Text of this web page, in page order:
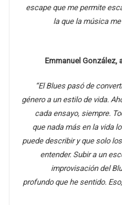
escape que me permite
la que la música
Emmanuel González,
“El Blues pasó de
género a un estilo de vida.
cada ensayo, siempre.
que nada más en la vida
puede describir y que solo
entender. Subir a un
improvisación del
profundo que he sentido.